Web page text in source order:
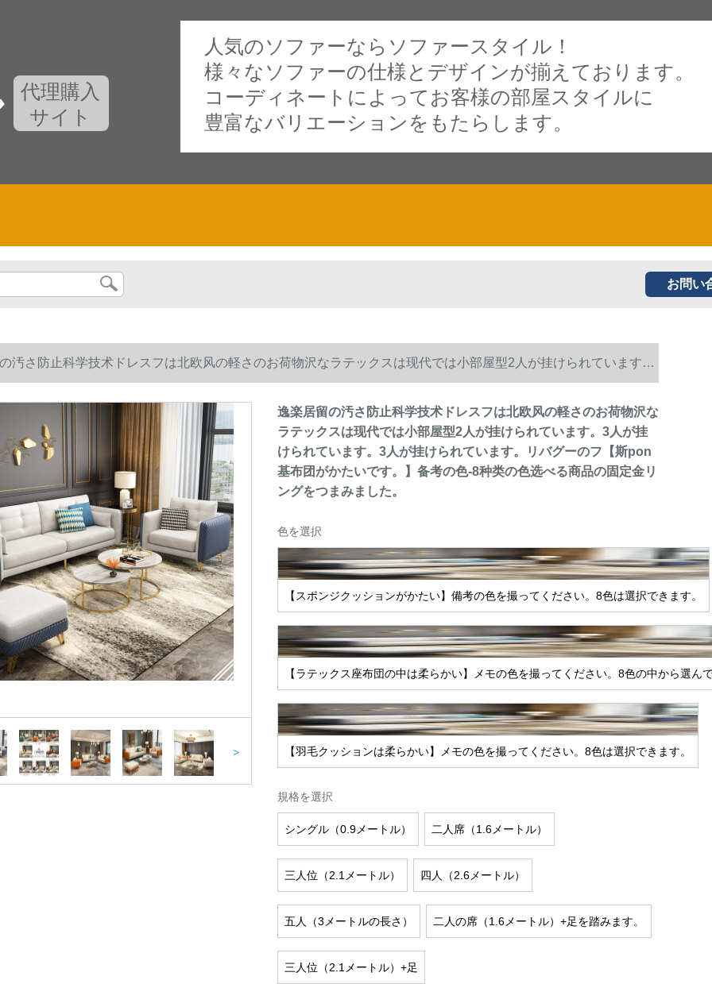
代理購入
サイト
人気のソファーならソファースタイル！
様々なソファーの仕様とデザインが揃えております。
コーディネートによってお客様の部屋スタイルに
豊富なバリエーションをもたらします。
お問い
汚さ防止科学技术ドレスフは北欧风の軽さのお荷物沢なラテックスは现代では小部屋型2人が挂けられています。
れています。3人が挂けられています。リバグーのフ【斯pon基布团がかたいです。】备考の色-8种类の色选べる商
ングをつまみました。
>
逸楽居留の汚さ防止科学技术ドレスフは北欧风の軽さのお荷物沢な
ラテックスは现代では小部屋型2人が挂けられています。3人が挂
けられています。3人が挂けられています。リバグーのフ【斯pon
基布团がかたいです。】备考の色-8种类の色选べる商品の固定金リ
ングをつまみました。
色を選択
【スポンジクッションがかたい】備考の色を撮ってください。8色は選択できます。
【ラテックス座布団の中は柔らかい】メモの色を撮ってください。8色の中から選ん
【羽毛クッションは柔らかい】メモの色を撮ってください。8色は選択できます。
規格を選択
シングル（0.9メートル） 二人席（1.6メートル）
三人位（2.1メートル） 四人（2.6メートル）
五人（3メートルの長さ） 二人の席（1.6メートル）+足を踏みます。
三人位（2.1メートル）+足